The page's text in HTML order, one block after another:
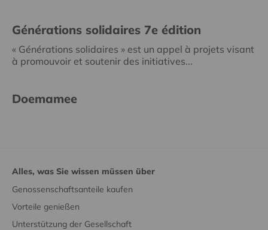
Générations solidaires 7e édition
« Générations solidaires » est un appel à projets visant
à promouvoir et soutenir des initiatives...
Doemamee
Alles, was Sie wissen müssen über
Genossenschaftsanteile kaufen
Vorteile genießen
Unterstützung der Gesellschaft